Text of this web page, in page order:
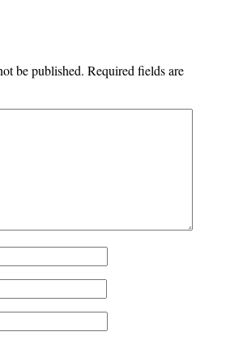
be published. Required fields are